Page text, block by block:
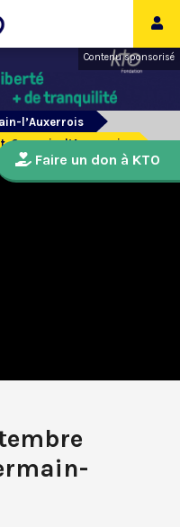
Contenu sponsorisé
l’Auxerrois
Germain-l’Auxerrois
Faire un don à KTO